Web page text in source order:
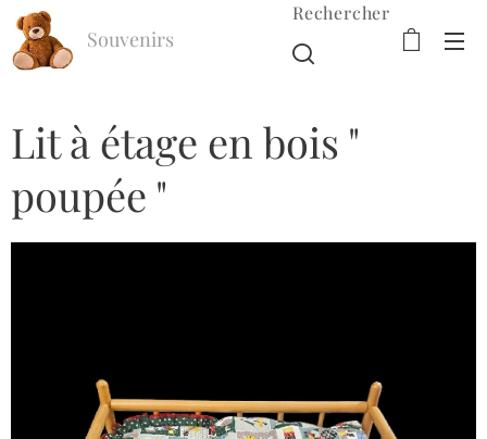
Souvenirs
Rechercher
Lit à étage en bois "
poupée "